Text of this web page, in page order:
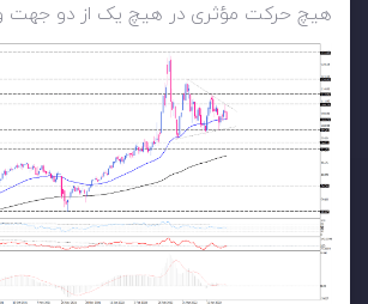
هیچ حرکت مؤثری در هیچ یک از دو جهت